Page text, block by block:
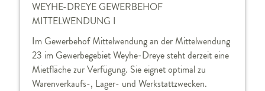
WEYHE-DREYE GEWERBEHOF
MITTELWENDUNG I
Im Gewerbehof Mittelwendung an der Mittelwendung
23 im Gewerbegebiet Weyhe-Dreye steht derzeit eine
Mietfläche zur Verfügung. Sie eignet optimal zu
Warenverkaufs-, Lager- und Werkstattzwecken.